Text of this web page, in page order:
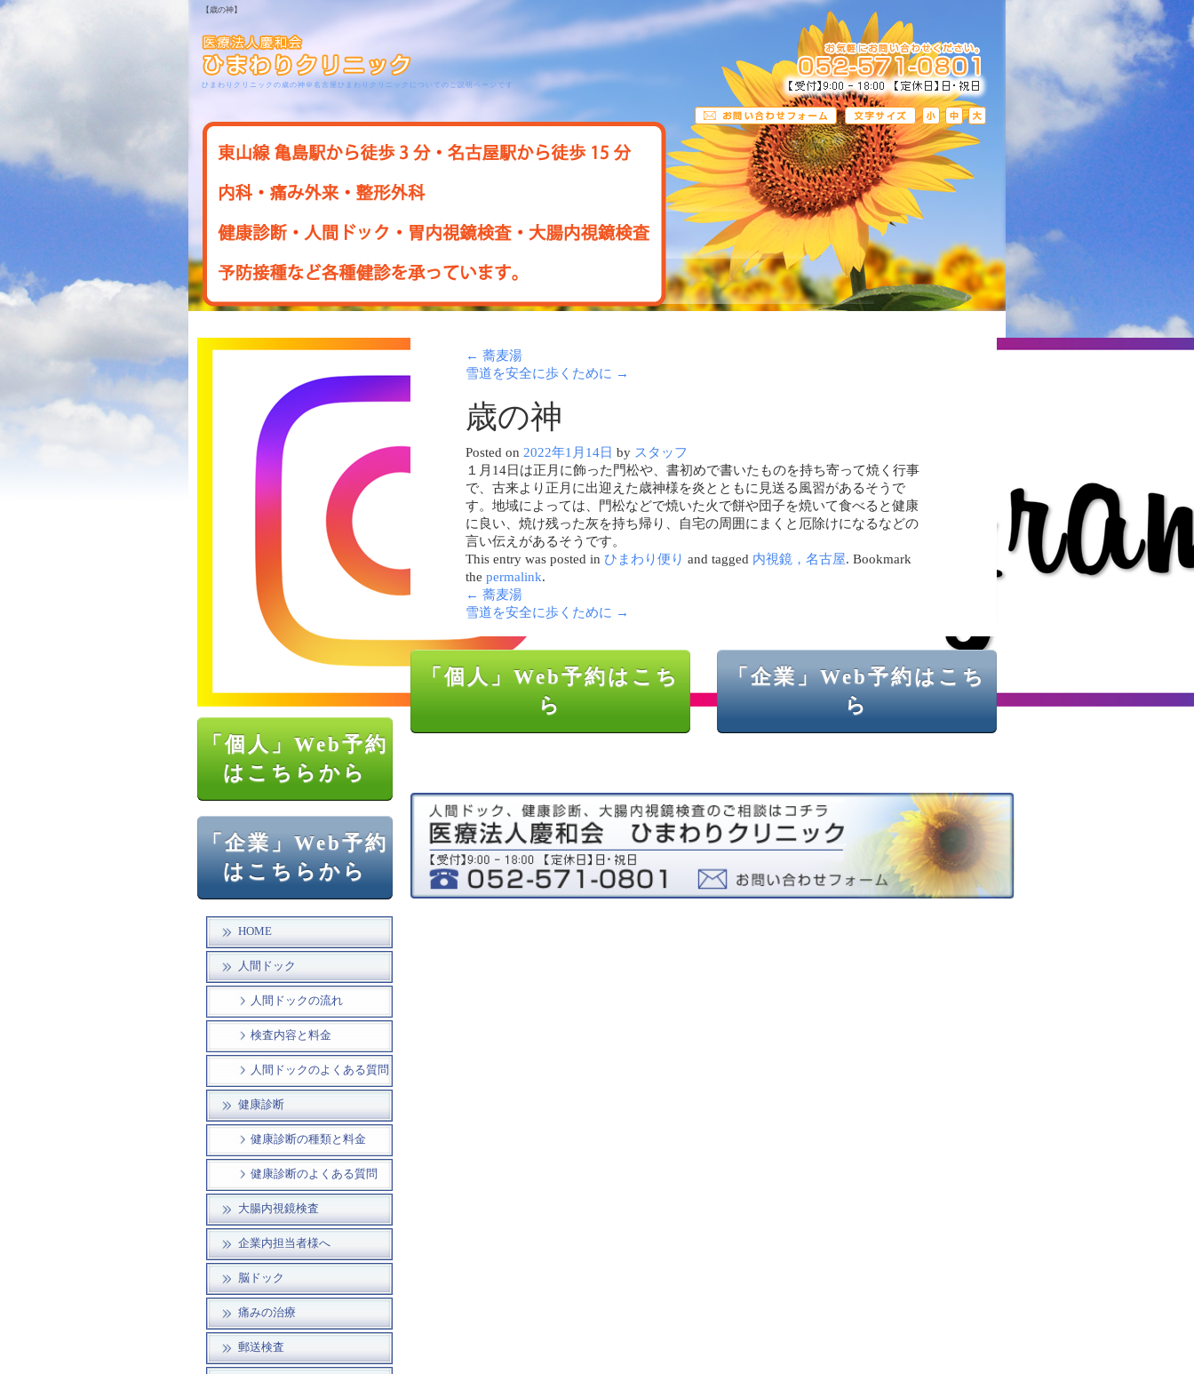
【歳の神】
ひまわりクリニックの歳の神＠名古屋ひまわりクリニックについてのご説明ページです
「個人」Web予約
はこちらから
「企業」Web予約
はこちらから
HOME
人間ドック
人間ドックの流れ
検査内容と料金
人間ドックのよくある質問
健康診断
健康診断の種類と料金
健康診断のよくある質問
大腸内視鏡検査
企業内担当者様へ
脳ドック
痛みの治療
郵送検査
← 蕎麦湯
雪道を安全に歩くために →
歳の神
Posted on 2022年1月14日 by スタッフ
１月14日は正月に飾った門松や、書初めで書いたものを持ち寄って焼く行事
で、古来より正月に出迎えた歳神様を炎とともに見送る風習があるそうで
す。地域によっては、門松などで焼いた火で餅や団子を焼いて食べると健康
に良い、焼け残った灰を持ち帰り、自宅の周囲にまくと厄除けになるなどの
言い伝えがあるそうです。
This entry was posted in ひまわり便り and tagged 内視鏡，名古屋. Bookmark
the permalink.
← 蕎麦湯
雪道を安全に歩くために →
「個人」Web予約はこち
ら
「企業」Web予約はこち
ら